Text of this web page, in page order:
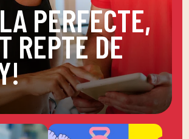
PERFECTE,
REPTE DE